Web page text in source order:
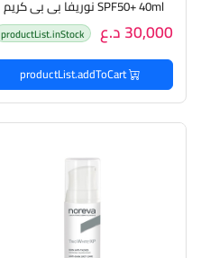
SPF50+ 40ml نوريفا بي بي كريم
واقي من اشعة الشمس30,000 د.ع productList.inStock
productList.addToCart